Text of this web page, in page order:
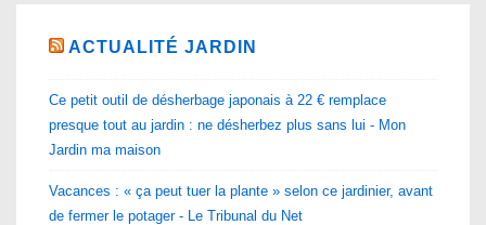
ACTUALITÉ JARDIN
Ce petit outil de désherbage japonais à 22 € remplace
presque tout au jardin : ne désherbez plus sans lui - Mon
Jardin ma maison
Vacances : « ça peut tuer la plante » selon ce jardinier, avant
de fermer le potager - Le Tribunal du Net